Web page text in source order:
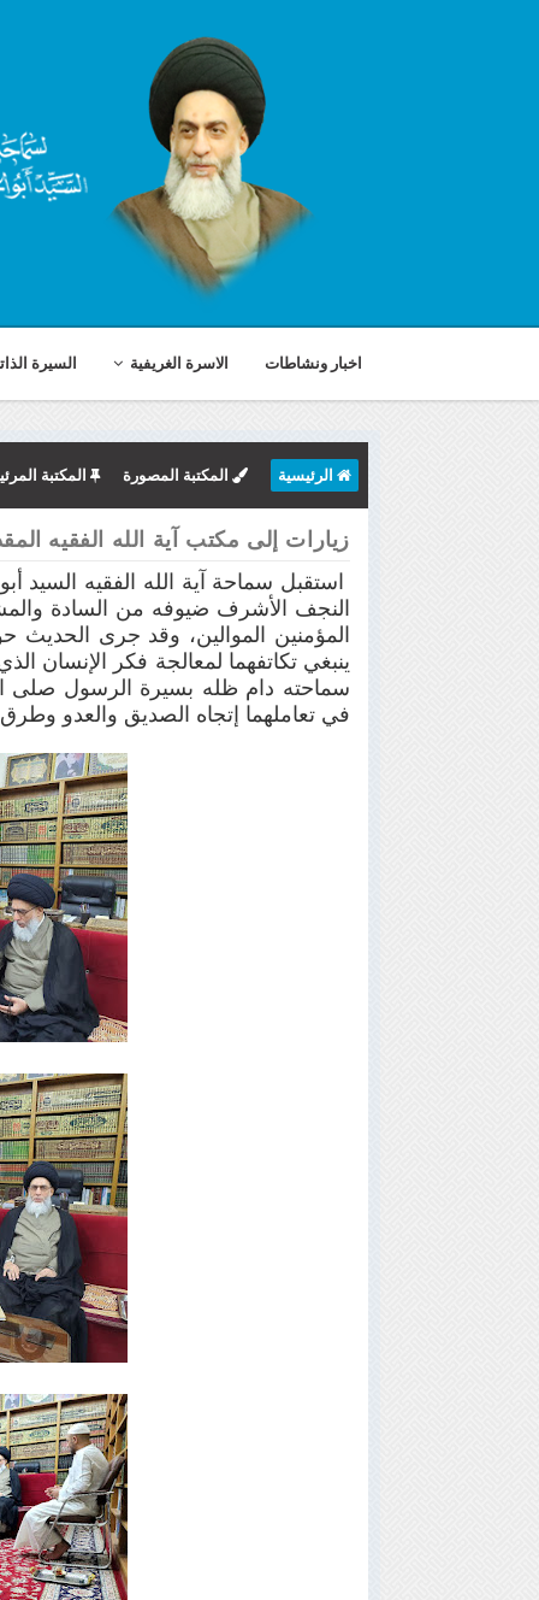
اخبار ونشاطات الاسرة الغريفية السيرة
الرئيسية المكتبة المصورة المكتبة
زيارات إلى مكتب آية الله الفقيه
استقبل سماحة آية الله الفقيه
النجف الأشرف ضيوفه من السادة
المؤمنين الموالين، وقد جرى الحديث
ينبغي تكاتفهما لمعالجة فكر الإنسان
سماحته دام ظله بسيرة الرسول صلى
في تعاملهما إتجاه الصديق والعدو